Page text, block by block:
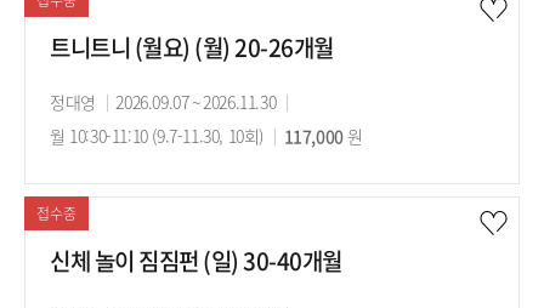
트니트니 (월요) (월) 20-26개월
강
사
정대영
강
의
간
2026.09.07 ~ 2026.11.30
의
간
월 10:30-11:10 (9.7-11.30, 10회)
수
료
117,000원
접수중
신체 놀이 짐짐펀 (일) 30-40개월